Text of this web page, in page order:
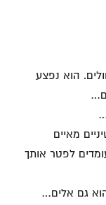
הוא נפצע
מאיים
לפטר אותך
גם אלים…